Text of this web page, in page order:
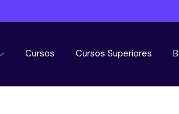
Cursos Cursos Superiores